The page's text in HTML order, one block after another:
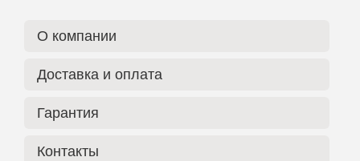
О компании
Доставка и оплата
Гарантия
Контакты